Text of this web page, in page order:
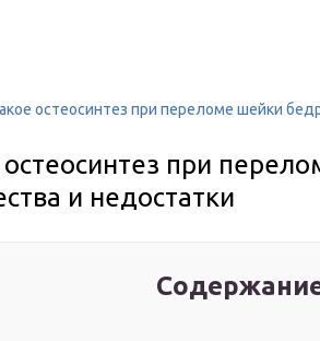
остеосинтез при переломе шейки
остеосинтез при
и недостатки